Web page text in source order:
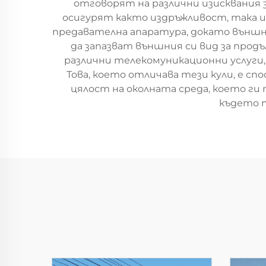
отговорят на различни
осигурят както издръжливост,
предавателна апаратура, докато
да запазват външния си вид за
различни телекомуникационни
Това, което отличава тези кули, е
цялост на околната среда, което
където